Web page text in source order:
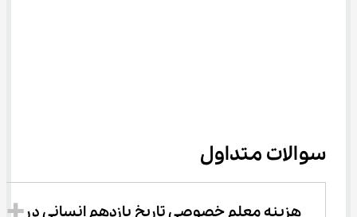
سوالات متداول
هزینه معلم خصوصی تاریخ یازدهم انسانی در